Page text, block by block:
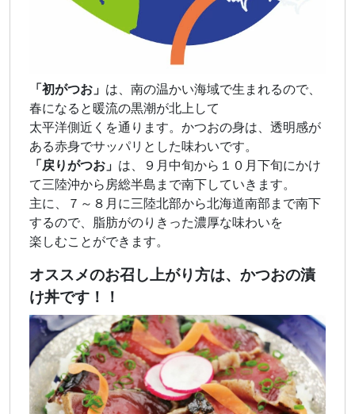
「初がつお」 は、南の温かい海域で生まれるので、
春になると暖流の黒潮が北上して
太平洋側近くを通ります。かつおの身は、透明感が
ある赤身でサッパリとした味わいです。
「戻りがつお」 は、９月中旬から１０月下旬にかけ
て三陸沖から房総半島まで南下していきます。
主に、７～８月に三陸北部から北海道南部まで南下
するので、脂肪がのりきった濃厚な味わいを
楽しむことができます。
オススメのお召し上がり方は、かつおの漬
け丼です！！